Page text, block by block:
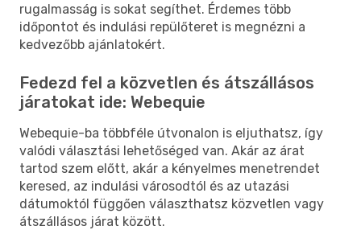
rugalmasság is sokat segíthet. Érdemes több
időpontot és indulási repülőteret is megnézni a
kedvezőbb ajánlatokért.
Fedezd fel a közvetlen és átszállásos
járatokat ide: Webequie
Webequie-ba többféle útvonalon is eljuthatsz, így
valódi választási lehetőséged van. Akár az árat
tartod szem előtt, akár a kényelmes menetrendet
keresed, az indulási városodtól és az utazási
dátumoktól függően választhatsz közvetlen vagy
átszállásos járat között.